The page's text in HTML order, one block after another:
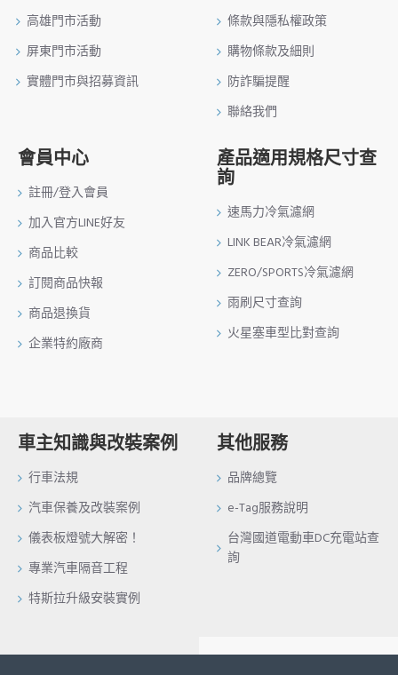
高雄門市活動
屏東門市活動
實體門市與招募資訊
條款與隱私權政策
購物條款及細則
防詐騙提醒
聯絡我們
會員中心
註冊/登入會員
加入官方LINE好友
商品比較
訂閱商品快報
商品退換貨
企業特約廠商
產品適用規格尺寸查
詢
速馬力冷氣濾網
LINK BEAR冷氣濾網
ZERO/SPORTS冷氣濾網
雨刷尺寸查詢
火星塞車型比對查詢
車主知識與改裝案例
行車法規
汽車保養及改裝案例
儀表板燈號大解密！
專業汽車隔音工程
特斯拉升級安裝實例
其他服務
品牌總覽
e-Tag服務說明
台灣國道電動車DC充電站查
詢